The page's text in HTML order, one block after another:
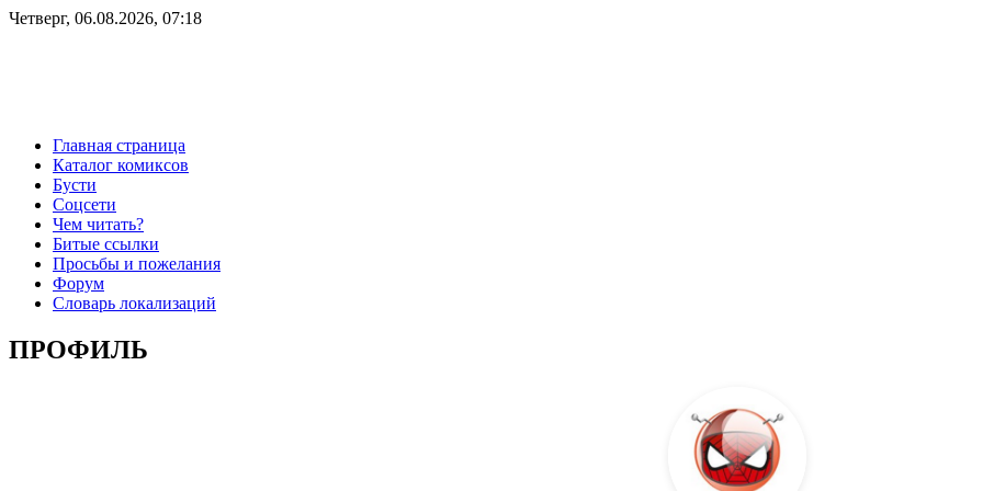
Четверг, 06.08.2026, 07:18
Главная страница
Каталог комиксов
Бусти
Соцсети
Чем читать?
Битые ссылки
Просьбы и пожелания
Форум
Словарь локализаций
ПРОФИЛЬ